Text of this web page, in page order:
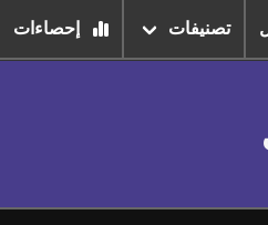
تصنيفات إحصاءات